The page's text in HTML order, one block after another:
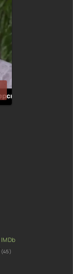
(45)